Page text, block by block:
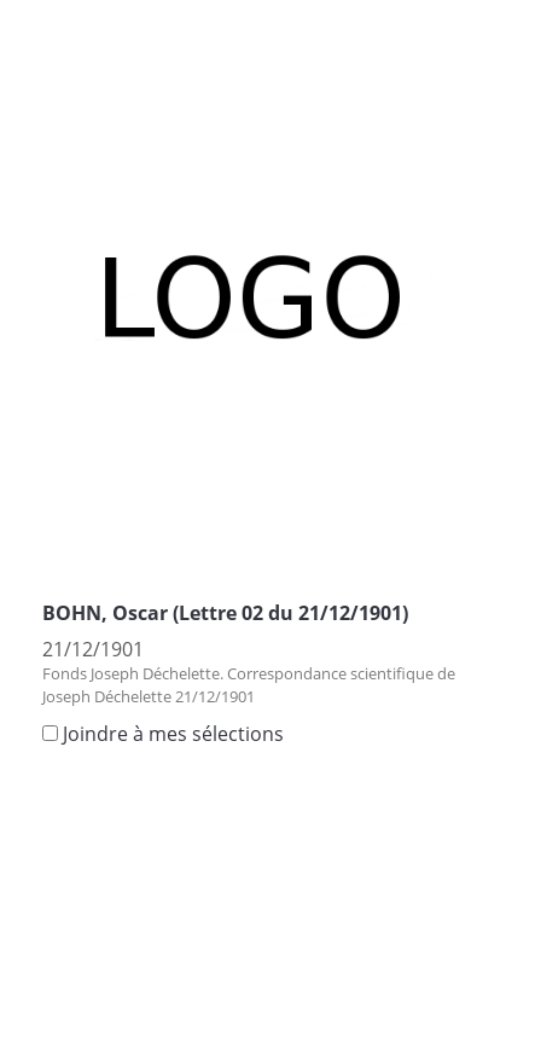
BOHN, Oscar (Lettre 02 du 21/12/1901)
21/12/1901
Fonds Joseph Déchelette. Correspondance scientifique de
Joseph Déchelette 21/12/1901
Joindre à mes sélections